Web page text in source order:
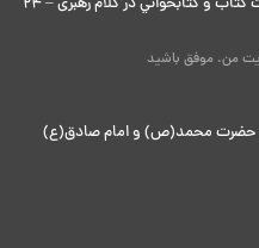
من. موفق باشید
حضرت محمد(ص) و امام صادق(ع)